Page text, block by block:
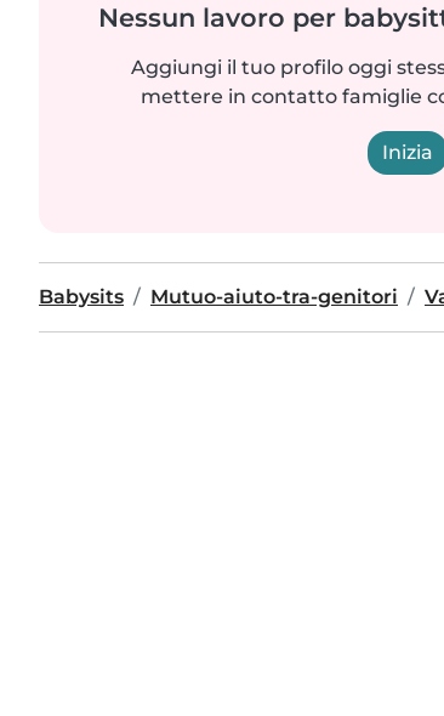
Nessun lavoro per
Aggiungi il tuo profilo oggi
mettere in contatto famiglie
Inizia
Babysits Mutuo-aiuto-tra-genitori